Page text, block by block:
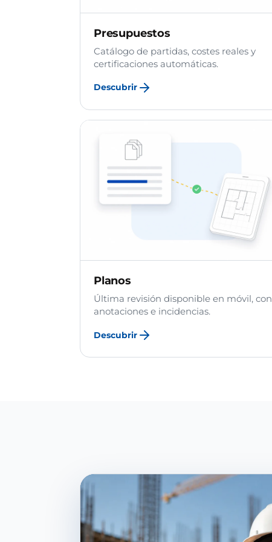
Presupuestos
Catálogo de partidas, costes reales y
certificaciones automáticas.
Descubrir
Planos
Última revisión disponible en móvil, con
anotaciones e incidencias.
Descubrir